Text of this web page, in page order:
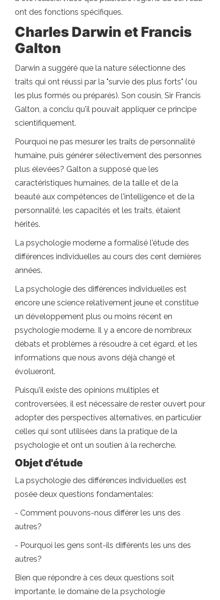
ont des fonctions spécifiques.
Charles Darwin et Francis
Galton
Darwin a suggéré que la nature sélectionne des
traits qui ont réussi par la "survie des plus forts" (ou
les plus formés ou préparés). Son cousin, Sir Francis
Galton, a conclu qu'il pouvait appliquer ce principe
scientifiquement.
Pourquoi ne pas mesurer les traits de personnalité
humaine, puis générer sélectivement des personnes
plus élevées? Galton a supposé que les
caractéristiques humaines, de la taille et de la
beauté aux compétences de l'intelligence et de la
personnalité, les capacités et les traits, étaient
hérités.
La psychologie moderne a formalisé l'étude des
différences individuelles au cours des cent dernières
années.
La psychologie des différences individuelles est
encore une science relativement jeune et constitue
un développement plus ou moins récent en
psychologie moderne. Il y a encore de nombreux
débats et problèmes à résoudre à cet égard, et les
informations que nous avons déjà changé et
évolueront.
Puisqu'il existe des opinions multiples et
controversées, il est nécessaire de rester ouvert pour
adopter des perspectives alternatives, en particulier
celles qui sont utilisées dans la pratique de la
psychologie et ont un soutien à la recherche.
Objet d'étude
La psychologie des différences individuelles est
posée deux questions fondamentales:
- Comment pouvons-nous différer les uns des
autres?
- Pourquoi les gens sont-ils différents les uns des
autres?
Bien que répondre à ces deux questions soit
importante, le domaine de la psychologie